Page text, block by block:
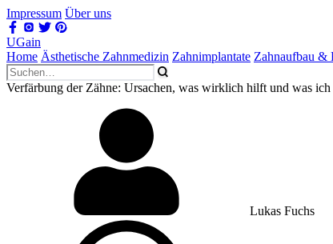
Impressum Über uns
UGain
Home Ästhetische Zahnmedizin Zahnimplantate Zahnaufbau &
Verfärbung der Zähne: Ursachen, was wirklich hilft und was ich
Lukas Fuchs